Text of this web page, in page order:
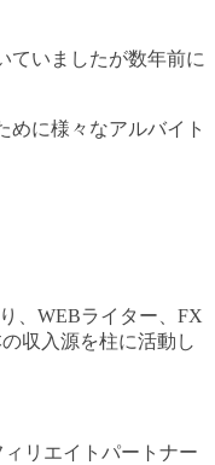
ていましたが数年前に
めに様々なアルバイト
、WEBライター、FX
収入源を柱に活動し
リエイトパートナー